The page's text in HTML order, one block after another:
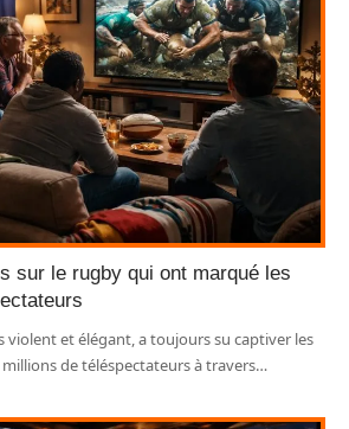
sur le rugby qui ont marqué les
violent et élégant, a toujours su captiver les
de téléspectateurs à travers…